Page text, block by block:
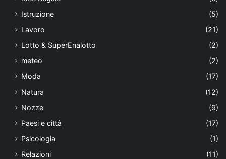
Istruzione
(5)
Lavoro
(21)
Lotto & SuperEnalotto
(2)
meteo
(2)
Moda
(17)
Natura
(12)
Nozze
(9)
Paesi e città
(17)
Psicologia
(1)
Relazioni
(11)